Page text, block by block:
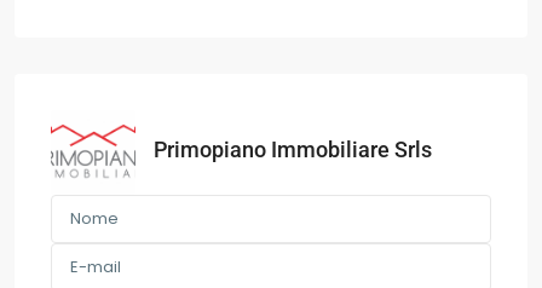
Primopiano Immobiliare Srls